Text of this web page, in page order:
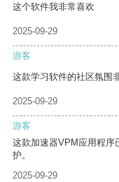
这个软件我非常喜欢
2025-09-29
游客
这款学习软件的社区氛围
2025-09-29
游客
这款加速器VPM应用程序
护。
2025-09-29